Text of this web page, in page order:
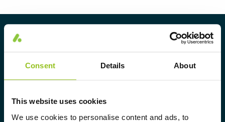
Consent Details About
This website uses cookies
We use cookies to personalise content and ads, to
Aura Light grundades 1930 under
varumärket LUMA. Härifrån har vi
spetskompetens inom belysning och
erbjuder marknaden ett komplett